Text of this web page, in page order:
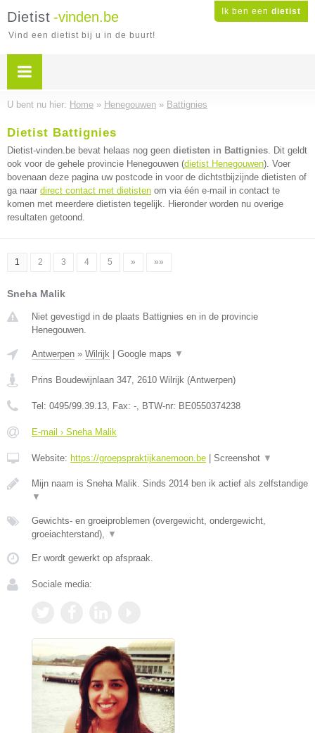
Ik ben een dietist
Dietist -vinden.be
Vind een dietist bij u in de buurt!
U bent nu hier: Home » Henegouwen » Battignies
Dietist Battignies
Dietist-vinden.be bevat helaas nog geen dietisten in Battignies. Dit geldt
ook voor de gehele provincie Henegouwen (dietist Henegouwen). Voer
bovenaan deze pagina uw postcode in voor de dichtstbijzijnde dietisten of
ga naar direct contact met dietisten om via één e-mail in contact te
komen met meerdere dietisten tegelijk. Hieronder worden nu overige
resultaten getoond.
1 2 3 4 5 » »»
Sneha Malik
Niet gevestigd in de plaats Battignies en in de provincie
Henegouwen.
Antwerpen » Wilrijk Google maps ▼
Prins Boudewijnlaan 347, 2610 Wilrijk (Antwerpen)
Tel: 0495/99.39.13, Fax: -, BTW-nr: BE0550374238
E-mail › Sneha Malik
Website: https://groepspraktijkanemoon.be Screenshot ▼
Mijn naam is Sneha Malik. Sinds 2014 ben ik actief als zelfstandige
▼
Gewichts- en groeiproblemen (overgewicht, ondergewicht,
groeiachterstand), ▼
Er wordt gewerkt op afspraak.
Sociale media: